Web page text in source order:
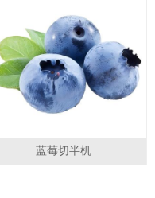
蓝莓切半机
专利号：
ZL2021 2 1427894.4
ZL2021 1 0711940.1
专利产品，仿冒必究！